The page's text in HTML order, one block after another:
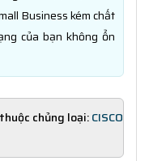
Business kém chất
của bạn không ổn
chủng loại:CISCO